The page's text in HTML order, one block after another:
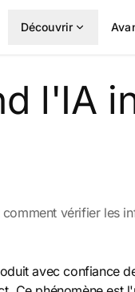
Découvrir
l'IA
vérifier les
avec confiance